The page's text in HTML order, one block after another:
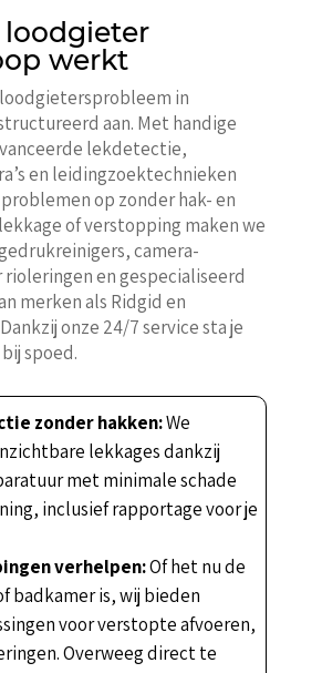
loodgieter
werkt
in
aan. Met handige
lekdetectie,
en leidingzoektechnieken
op zonder hak- en
of verstopping maken we
camera-
en gespecialiseerd
merken als Ridgid en
onze 24/7 service sta je
spoed.
zonder hakken:We
lekkages dankzij
met minimale schade
inclusief rapportage voor je
verhelpen:Of het nu de
badkamer is, wij bieden
voor verstopte afvoeren,
Overweeg direct te